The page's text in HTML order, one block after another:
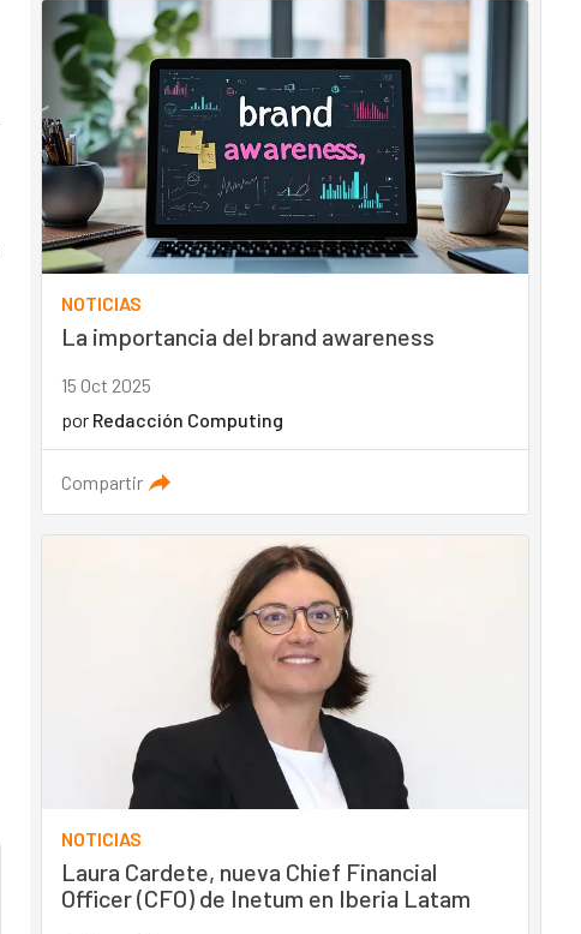
NOTICIAS
La importancia del brand awareness
15 Oct 2025
por Redacción Computing
Compartir
NOTICIAS
Laura Cardete, nueva Chief Financial
Officer (CFO) de Inetum en Iberia Latam